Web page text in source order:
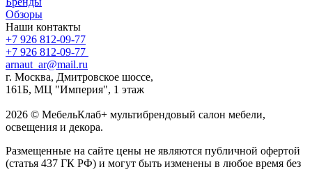
Обзоры
Наши контакты
+7 926 812-09-77
+7 926 812-09-77
arnaut_ar@mail.ru
г. Москва, Дмитровское шоссе,
161Б, МЦ "Империя", 1 этаж
2026 © МебельКлаб+ мультибрендовый салон мебели,
освещения и декора.
Размещенные на сайте цены не являются публичной офертой
(статья 437 ГК РФ) и могут быть изменены в любое время без